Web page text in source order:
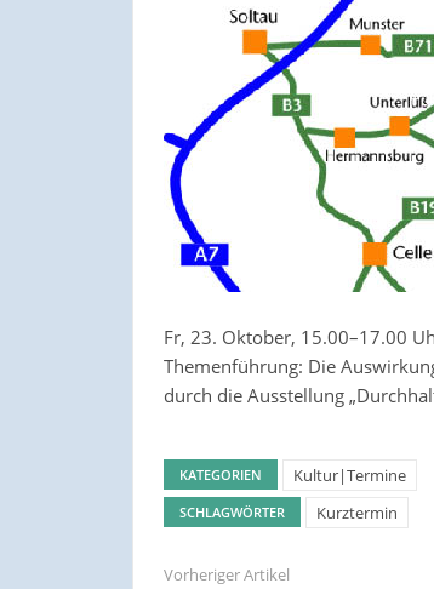
Fr, 23. Oktober, 15.00–17.00
Themenführung: Die
durch die Ausstellung
KATEGORIEN Kultur|Termine
SCHLAGWÖRTER Kurztermin
Vorheriger Artikel